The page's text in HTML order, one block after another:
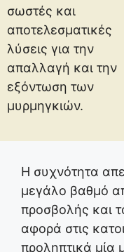
σωστές και
αποτελεσματικές
λύσεις για την
απαλλαγή και την
εξόντωση των
μυρμηγκιών.
Η συχνότητα
μεγάλο βαθμό
προσβολής και
αφορά στις
προληπτικά μία